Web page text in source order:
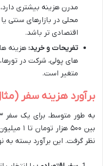
مدرن هزینه بیشتری
محلی در بازارهای سنتی
اقتصادی تر باشد.
تفریحات و خرید: هزینه
های پولی، شرکت در
متغیر است.
برآورد هزینه سفر (مثال
نظر گرفت. این برآورد بسته به